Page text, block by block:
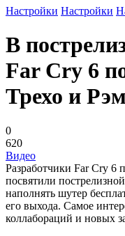
Настройки Настройки
В
Far Cry 6
Трехо и
0
620
Видео
Разработчики Far Cry 6
посвятили
наполнять шутер
его выхода. Самое
коллабораций и новых